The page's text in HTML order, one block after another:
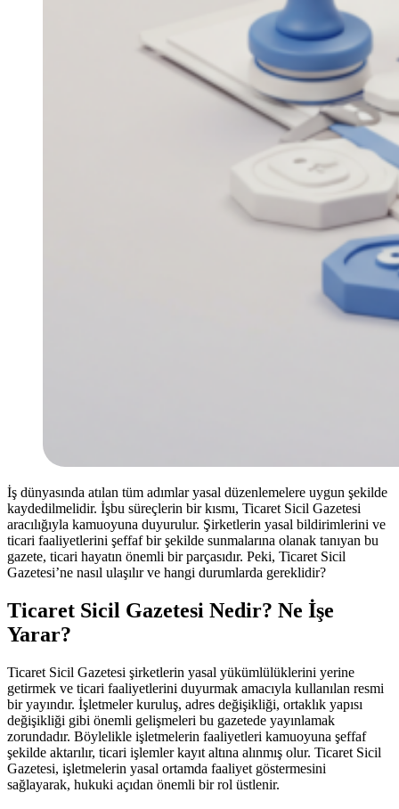
İş dünyasında atılan tüm adımlar yasal düzenlemelere uygun şekilde
kaydedilmelidir. İşbu süreçlerin bir kısmı, Ticaret Sicil Gazetesi
aracılığıyla kamuoyuna duyurulur. Şirketlerin yasal bildirimlerini ve
ticari faaliyetlerini şeffaf bir şekilde sunmalarına olanak tanıyan bu
gazete, ticari hayatın önemli bir parçasıdır. Peki, Ticaret Sicil
Gazetesi’ne nasıl ulaşılır ve hangi durumlarda gereklidir?
Ticaret Sicil Gazetesi Nedir? Ne İşe
Yarar?
Ticaret Sicil Gazetesi şirketlerin yasal yükümlülüklerini yerine
getirmek ve ticari faaliyetlerini duyurmak amacıyla kullanılan resmi
bir yayındır. İşletmeler kuruluş, adres değişikliği, ortaklık yapısı
değişikliği gibi önemli gelişmeleri bu gazetede yayınlamak
zorundadır. Böylelikle işletmelerin faaliyetleri kamuoyuna şeffaf
şekilde aktarılır, ticari işlemler kayıt altına alınmış olur. Ticaret Sicil
Gazetesi, işletmelerin yasal ortamda faaliyet göstermesini
sağlayarak, hukuki açıdan önemli bir rol üstlenir.